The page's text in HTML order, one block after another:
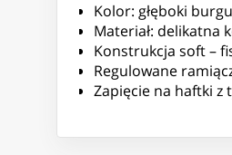
Kolor: głęboki
Materiał: delikatna
Konstrukcja soft –
Regulowane
Zapięcie na haftki z